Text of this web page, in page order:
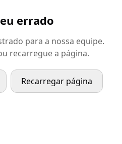
errado
para a nossa equipe.
recarregue a página.
Recarregar página